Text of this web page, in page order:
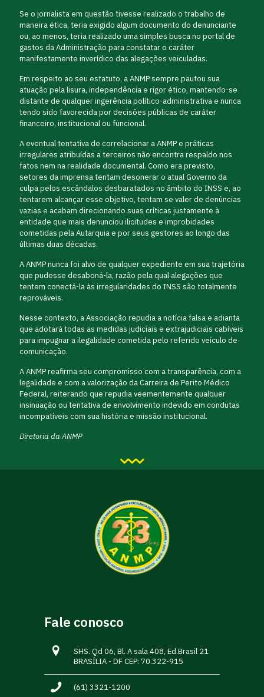
Se o jornalista em questão tivesse realizado o trabalho de
maneira ética, teria exigido algum documento do denunciante
ou, ao menos, teria realizado uma simples busca no portal de
gastos da Administração para constatar o caráter
manifestamente inverídico das alegações veiculadas.
Em respeito ao seu estatuto, a ANMP sempre pautou sua
atuação pela lisura, independência e rigor ético, mantendo-se
distante de qualquer ingerência político-administrativa e nunca
tendo sido favorecida por decisões públicas de caráter
financeiro, institucional ou funcional.
A eventual tentativa de correlacionar a ANMP e práticas
irregulares atribuídas a terceiros não encontra respaldo nos
fatos nem na realidade documental. Como era previsto,
setores da imprensa tentam desonerar o atual Governo da
culpa pelos escândalos desbaratados no âmbito do INSS e, ao
tentarem alcançar esse objetivo, tentam se valer de denúncias
vazias e acabam direcionando suas críticas justamente à
entidade que mais denunciou ilicitudes e improbidades
cometidas pela Autarquia e por seus gestores ao longo das
últimas duas décadas.
A ANMP nunca foi alvo de qualquer expediente em sua trajetória
que pudesse desaboná-la, razão pela qual alegações que
tentem conectá-la às irregularidades do INSS são totalmente
reprováveis.
Nesse contexto, a Associação repudia a notícia falsa e adianta
que adotará todas as medidas judiciais e extrajudiciais cabíveis
para impugnar a ilegalidade cometida pelo referido veículo de
comunicação.
A ANMP reafirma seu compromisso com a transparência, com a
legalidade e com a valorização da Carreira de Perito Médico
Federal, reiterando que repudia veementemente qualquer
insinuação ou tentativa de envolvimento indevido em condutas
incompatíveis com sua história e missão institucional.
Diretoria da ANMP
Fale conosco
SHS. Qd 06, Bl. A sala 408, Ed.Brasil 21
BRASÍLIA - DF CEP: 70.322-915
(61) 3321-1200